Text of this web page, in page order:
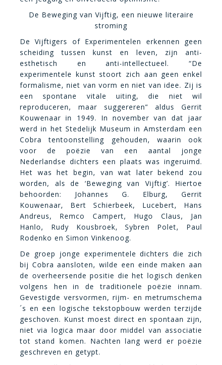
De Beweging van Vijftig, een nieuwe literaire
stroming
De Vijftigers of Experimentelen erkennen geen
scheiding tussen kunst en leven, zijn anti-
esthetisch en anti-intellectueel. “De
experimentele kunst stoort zich aan geen enkel
formalisme, niet van vorm en niet van idee. Zij is
een spontane vitale uiting, die niet wil
reproduceren, maar suggereren” aldus Gerrit
Kouwenaar in 1949. In november van dat jaar
werd in het Stedelijk Museum in Amsterdam een
Cobra tentoonstelling gehouden, waarin ook
voor de poëzie van een aantal jonge
Nederlandse dichters een plaats was ingeruimd.
Het was het begin, van wat later bekend zou
worden, als de ‘Beweging van Vijftig’. Hiertoe
behoorden: Johannes G. Elburg, Gerrit
Kouwenaar, Bert Schierbeek, Lucebert, Hans
Andreus, Remco Campert, Hugo Claus, Jan
Hanlo, Rudy Kousbroek, Sybren Polet, Paul
Rodenko en Simon Vinkenoog.
De groep jonge experimentele dichters die zich
bij Cobra aansloten, wilde een einde maken aan
de overheersende positie die het logisch denken
volgens hen in de traditionele poëzie innam.
Gevestigde versvormen, rijm- en metrumschema
´s en een logische tekstopbouw werden terzijde
geschoven. Kunst moest direct en spontaan zijn,
niet via logica maar door middel van associatie
tot stand komen. Nachten lang werd er poëzie
geschreven en getypt.